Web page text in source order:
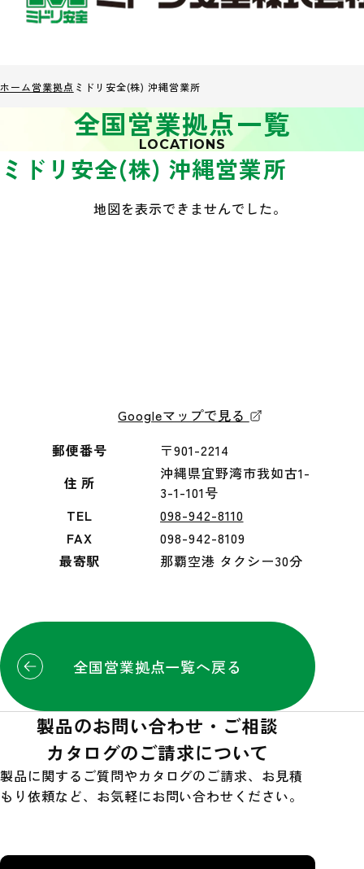
ホーム営業拠点 ミドリ安全(株) 沖縄営業所
全国営業拠点一覧
LOCATIONS
ミドリ安全(株) 沖縄営業所
地図を表示できませんでした。
Googleマップで見る
郵便番号
〒901-2214
住 所
沖縄県宜野湾市我如古1-
3-1-101号
TEL
098-942-8110
FAX
098-942-8109
最寄駅
那覇空港 タクシー30分
全国営業拠点一覧へ戻る
製品のお問い合わせ・ご相談
カタログのご請求について
製品に関するご質問やカタログのご請求、お見積
もり依頼など、お気軽にお問い合わせください。